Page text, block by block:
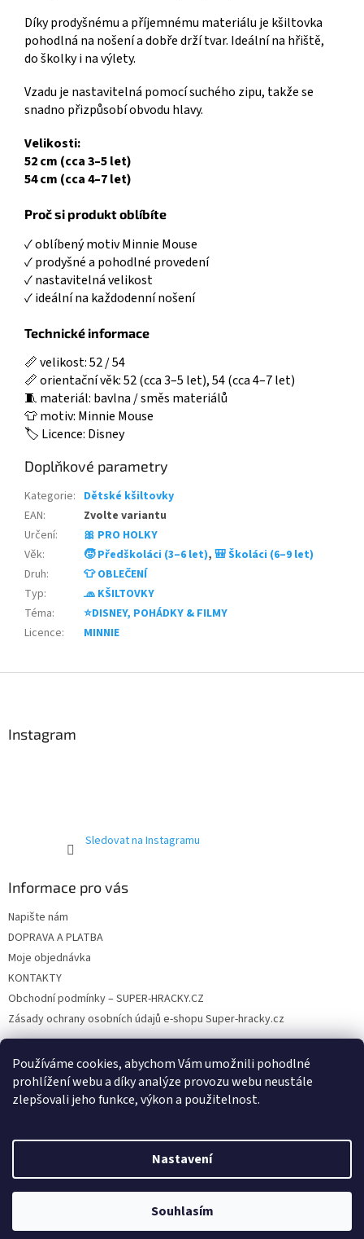
Používáme cookies, abychom Vám umožnili pohodlné
prohlížení webu a díky analýze provozu webu neustále
zlepšovali jeho funkce, výkon a použitelnost.
Nastavení
Souhlasím
Díky prodyšnému a příjemnému materiálu je kšiltovka
pohodlná na nošení a dobře drží tvar. Ideální na hřiště,
do školky i na výlety.
Vzadu je nastavitelná pomocí suchého zipu, takže se
snadno přizpůsobí obvodu hlavy.
Velikosti:
52 cm (cca 3–5 let)
54 cm (cca 4–7 let)
Proč si produkt oblíbíte
✓ oblíbený motiv Minnie Mouse
✓ prodyšné a pohodlné provedení
✓ nastavitelná velikost
✓ ideální na každodenní nošení
Technické informace
📏 velikost: 52 / 54
📏 orientační věk: 52 (cca 3–5 let), 54 (cca 4–7 let)
🧵 materiál: bavlna / směs materiálů
👕 motiv: Minnie Mouse
🏷️ Licence: Disney
Doplňkové parametry
Kategorie: Dětské kšiltovky
EAN:
Zvolte variantu
Určení:
🎀 PRO HOLKY
Věk: 🧒 Předškoláci (3–6 let), 🎒 Školáci (6–9 let)
Druh:
👕 OBLEČENÍ
Typ:
🧢 KŠILTOVKY
Téma:
⭐DISNEY, POHÁDKY & FILMY
Licence: MINNIE
Instagram
Sledovat na Instagramu
Informace pro vás
Napište nám
DOPRAVA A PLATBA
Moje objednávka
KONTAKTY
Obchodní podmínky – SUPER-HRACKY.CZ
Zásady ochrany osobních údajů e-shopu Super-hracky.cz
Instagram
Vytvořil Shoptet
SUPER-HRACKY.CZ. Všechna práva vyhrazena.